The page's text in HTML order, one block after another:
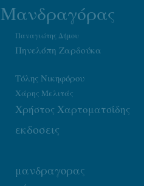
Μανδραγόρας
Παναγιώτης Δήμου
Πηνελόπη Ζαρδούκα
Τόλης Νικηφόρου
Χάρης Μελιτάς
Χρήστος Χαρτοματσίδης
εκδοσεις
μανδραγορας